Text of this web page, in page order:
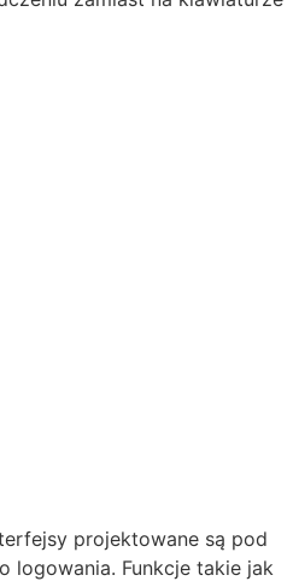
projektowane są pod
logowania. Funkcje takie jak